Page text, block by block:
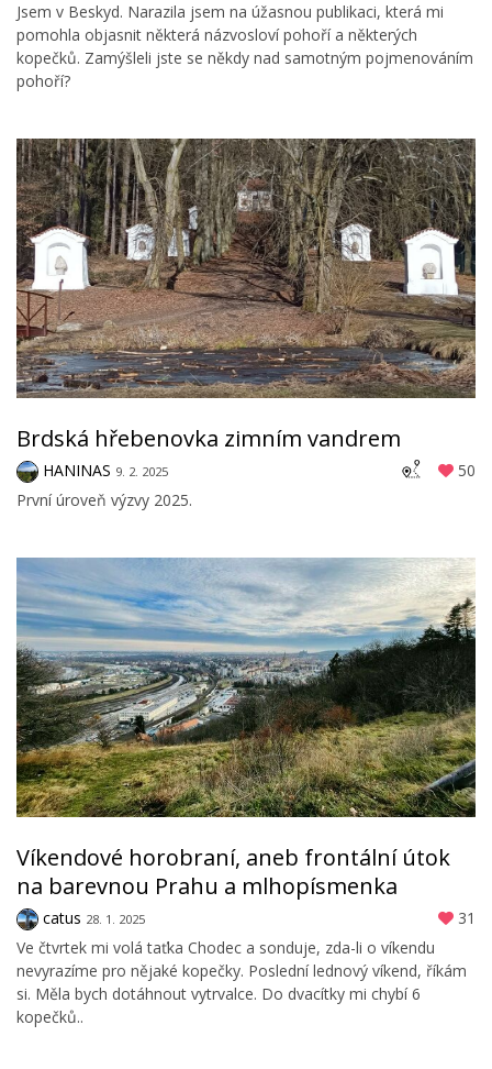
Jsem v Beskyd. Narazila jsem na úžasnou publikaci, která mi
pomohla objasnit některá názvosloví pohoří a některých
kopečků. Zamýšleli jste se někdy nad samotným pojmenováním
pohoří?
Brdská hřebenovka zimním vandrem
HANINAS 9. 2. 2025
50
První úroveň výzvy 2025.
Víkendové horobraní, aneb frontální útok
na barevnou Prahu a mlhopísmenka
catus 28. 1. 2025
31
Ve čtvrtek mi volá taťka Chodec a sonduje, zda-li o víkendu
nevyrazíme pro nějaké kopečky. Poslední lednový víkend, říkám
si. Měla bych dotáhnout vytrvalce. Do dvacítky mi chybí 6
kopečků..